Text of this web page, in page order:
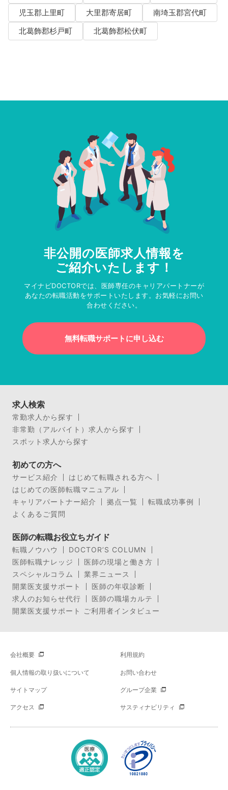
児玉郡上里町
大里郡寄居町
南埼玉郡宮代町
北葛飾郡杉戸町
北葛飾郡松伏町
非公開の医師求人情報を
ご紹介いたします！
マイナビDOCTORでは、医師専任のキャリアパートナーが
あなたの転職活動をサポートいたします。お気軽にお問い
合わせください。
無料転職サポートに申し込む
求人検索
常勤求人から探す
非常勤（アルバイト）求人から探す
スポット求人から探す
初めての方へ
サービス紹介
はじめて転職される方へ
はじめての医師転職マニュアル
キャリアパートナー紹介
拠点一覧
転職成功事例
よくあるご質問
医師の転職お役立ちガイド
転職ノウハウ
DOCTOR’S COLUMN
医師転職ナレッジ
医師の現場と働き方
スペシャルコラム
業界ニュース
開業医支援サポート
医師の年収診断
求人のお知らせ代行
医師の職場カルテ
開業医支援サポート ご利用者インタビュー
会社概要 利用規約
個人情報の取り扱いについて お問い合わせ
サイトマップ グループ企業
アクセス サスティナビリティ